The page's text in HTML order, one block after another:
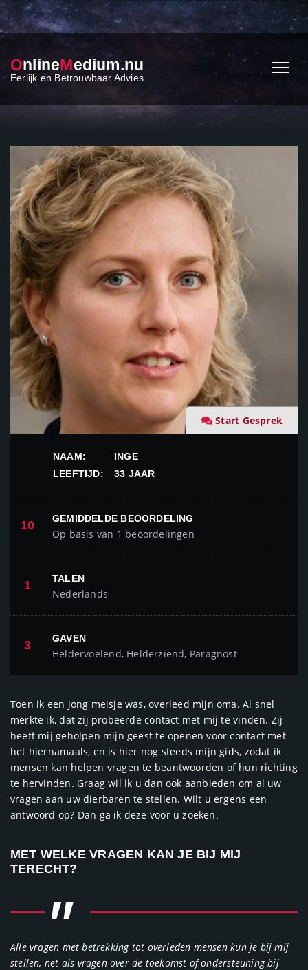
OnlineMedium.nu
Eerlijk en Betrouwbaar Advies
Start Gesprek
NAAM:
INGE
LEEFTIJD:
33 JAAR
10 GEMIDDELDE BEOORDELING
Op basis van 1 beoordelingen
1 TALEN
Nederlands
3 GAVEN
Heldervoelend, Helderziend, Paragnost
Toen ik een jong meisje was, overleed mijn oma. Al snel
merkte ik, dat zij probeerde contact met mij te vinden. Zij
heeft mij geholpen mijn geest te openen voor contact met
het hiernamaals, en is hier nog steeds mijn gids, zodat ik
mensen kan helpen vragen te beantwoorden of hun richting
te hervinden. Graag wil ik u dan ook aanbieden om al uw
vragen aan uw dierbaren te stellen. Wilt u ergens een
antwoord op? Dan ga ik deze voor u zoeken.
MET WELKE VRAGEN KAN JE BIJ MIJ
TERECHT?
"
Alle vragen met betrekking tot overleden mensen kun je bij mij
stellen, net als vragen over de toekomst of ondersteuning bij